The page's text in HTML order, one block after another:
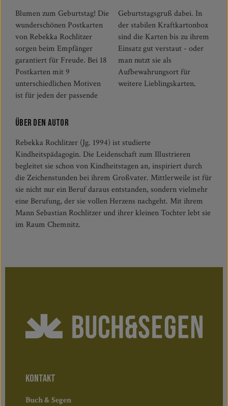
Blumen zum Geburtstag! Die
wunderschönen Postkarten
von Rebekka Rochlitzer
sorgen beim Empfänger
garantiert für Freude. Bei 18
Postkarten mit 9
unterschiedlichen Motiven
ist für jeden der passende
Geburtstagsgruß dabei. In
der stabilen Kraftkartonbox
sind die Karten bis zu ihrem
Einsatz gut verstaut - oder
man nutzt sie als
Aufbewahrungsort für
weitere Lieblingskarten.
Über den Autor
Rebekka Rochlitzer (Jg. 1994) ist studierte
Kindheitspädagogin. Die Leidenschaft zum Illustrieren
begleitet sie schon von Kindheitstagen an, inspiriert durch
die Zeichenstunden bei ihrem Großvater. Mittlerweile ist für
sie nicht nur ein Beruf daraus entstanden, sondern vielmehr
eine Berufung, der sie vollen Herzens nachgeht. Mit ihrem
Mann Sebastian Rochlitzer und ihrer kleinen Tochter lebt sie
im Raum Chemnitz.
KONTAKT
Buch & Segen